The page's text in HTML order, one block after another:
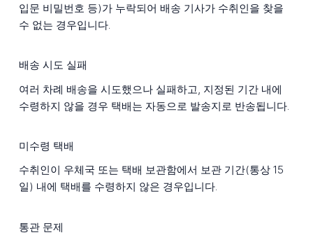
입문 비밀번호 등)가 누락되어 배송 기사가 수취인을 찾을
수 없는 경우입니다.
배송 시도 실패
여러 차례 배송을 시도했으나 실패하고, 지정된 기간 내에
수령하지 않을 경우 택배는 자동으로 발송지로 반송됩니다.
미수령 택배
수취인이 우체국 또는 택배 보관함에서 보관 기간(통상 15
일) 내에 택배를 수령하지 않은 경우입니다.
통관 문제